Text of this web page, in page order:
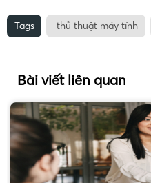
Tags thủ thuật máy tính
Bài viết liên quan